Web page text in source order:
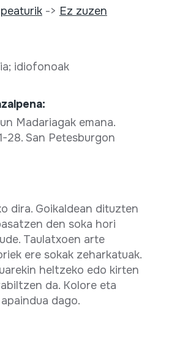
-> Ez zuzen
idiofonoak
Madariagak emana.
28. San Petesburgon
dira. Goikaldean dituzten
den soka hori
Taulatxoen arte
ere sokak zeharkatuak.
heltzeko edo kirten
da. Kolore eta
dago.